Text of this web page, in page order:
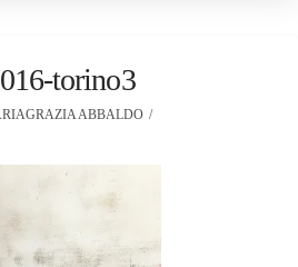
torino3
ABBALDO